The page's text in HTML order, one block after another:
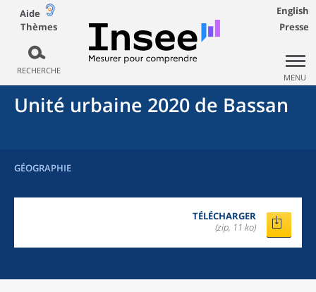
Aide
Thèmes
RECHERCHE
English
Presse
MENU
Unité urbaine 2020 de Bassan
GÉOGRAPHIE
TÉLÉCHARGER
(zip, 11 ko)